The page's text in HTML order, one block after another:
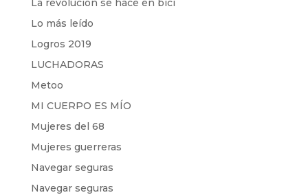
La revolución se hace en bici
Lo más leído
Logros 2019
LUCHADORAS
Metoo
MI CUERPO ES MÍO
Mujeres del 68
Mujeres guerreras
Navegar seguras
Navegar seguras